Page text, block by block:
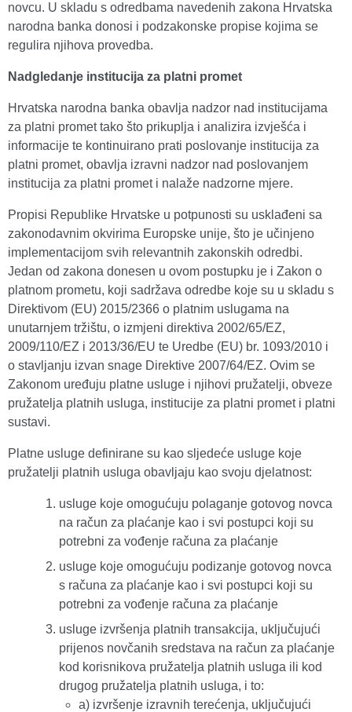
novcu. U skladu s odredbama navedenih zakona Hrvatska
narodna banka donosi i podzakonske propise kojima se
regulira njihova provedba.
Nadgledanje institucija za platni promet
Hrvatska narodna banka obavlja nadzor nad institucijama
za platni promet tako što prikuplja i analizira izvješća i
informacije te kontinuirano prati poslovanje institucija za
platni promet, obavlja izravni nadzor nad poslovanjem
institucija za platni promet i nalaže nadzorne mjere.
Propisi Republike Hrvatske u potpunosti su usklađeni sa
zakonodavnim okvirima Europske unije, što je učinjeno
implementacijom svih relevantnih zakonskih odredbi.
Jedan od zakona donesen u ovom postupku je i Zakon o
platnom prometu, koji sadržava odredbe koje su u skladu s
Direktivom (EU) 2015/2366 o platnim uslugama na
unutarnjem tržištu, o izmjeni direktiva 2002/65/EZ,
2009/110/EZ i 2013/36/EU te Uredbe (EU) br. 1093/2010 i
o stavljanju izvan snage Direktive 2007/64/EZ. Ovim se
Zakonom uređuju platne usluge i njihovi pružatelji, obveze
pružatelja platnih usluga, institucije za platni promet i platni
sustavi.
Platne usluge definirane su kao sljedeće usluge koje
pružatelji platnih usluga obavljaju kao svoju djelatnost:
usluge koje omogućuju polaganje gotovog novca
na račun za plaćanje kao i svi postupci koji su
potrebni za vođenje računa za plaćanje
usluge koje omogućuju podizanje gotovog novca
s računa za plaćanje kao i svi postupci koji su
potrebni za vođenje računa za plaćanje
usluge izvršenja platnih transakcija, uključujući
prijenos novčanih sredstava na račun za plaćanje
kod korisnikova pružatelja platnih usluga ili kod
drugog pružatelja platnih usluga, i to:
a) izvršenje izravnih terećenja, uključujući